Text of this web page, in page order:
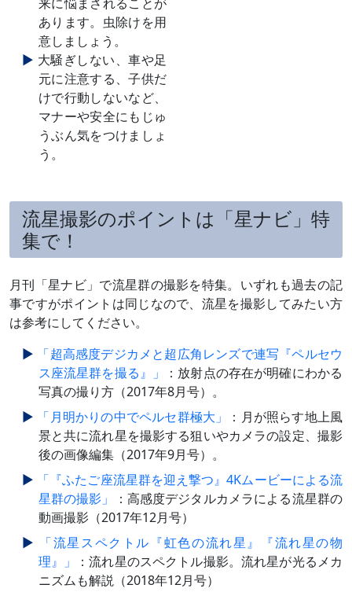
あります。虫除けを用
意しましょう。
大騒ぎしない、車や足
元に注意する、子供だ
けで行動しないなど、
マナーや安全にもじゅ
うぶん気をつけましょ
う。
流星撮影のポイントは「星ナビ」特
集で！
月刊「星ナビ」で流星群の撮影を特集。いずれも過去の記
事ですがポイントは同じなので、流星を撮影してみたい方
は参考にしてください。
「超高感度デジカメと超広角レンズで連写『ペルセウ
ス座流星群を撮る』」
：放射点の存在が明確にわかる
写真の撮り方（2017年8月号）。
「月明かりの中でペルセ群極大」
：月が照らす地上風
景と共に流れ星を撮影する狙いやカメラの設定、撮影
後の画像編集（2017年9月号）。
「『ふたご座流星群を迎え撃つ』4Kムービーによる流
星群の撮影」
：高感度デジタルカメラによる流星群の
動画撮影（2017年12月号）
「流星スペクトル『虹色の流れ星』『流れ星の物
理』」
：流れ星のスペクトル撮影。流れ星が光るメカ
ニズムも解説（2018年12月号）